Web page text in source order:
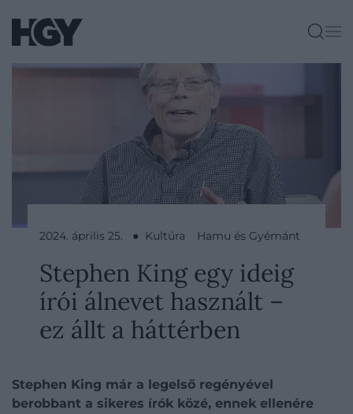
2024. április 25. ● Kultúra Hamu és Gyémánt
Stephen King egy ideig
írói álnevet használt –
ez állt a háttérben
Stephen King már a legelső regényével
berobbant a sikeres írók közé, ennek ellenére